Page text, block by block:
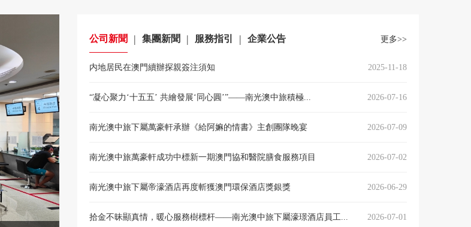
公司新聞 | 集團新聞 | 服務指引 | 企業公告 更多>>
2025-11-18
内地居民在澳門續辦探親簽注須知
2026-07-16
“凝心聚力‘十五五’ 共繪發展‘同心圓’”——南光澳中旅積極...
2026-07-09
南光澳中旅下屬萬豪軒承辦《給阿嫲的情書》主創團隊晚宴
2026-07-02
南光澳中旅萬豪軒成功中標新一期澳門協和醫院膳食服務項目
2026-06-29
南光澳中旅下屬帝濠酒店再度斬獲澳門環保酒店獎銀獎
2026-07-01
拾金不昧顯真情，暖心服務樹標杆——南光澳中旅下屬濠璟酒店員工...